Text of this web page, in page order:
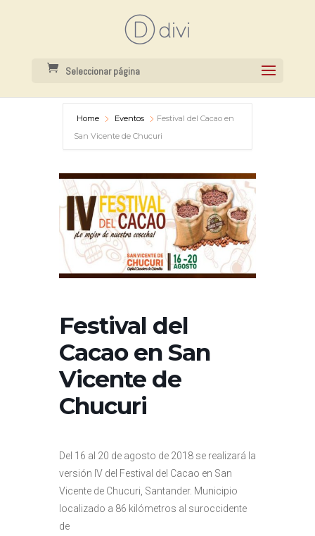
Seleccionar página
Home Eventos
Festival del Cacao en
San Vicente de Chucuri
Festival del
Cacao en San
Vicente de
Chucuri
Del 16 al 20 de agosto de 2018 se realizará la
versión IV del Festival del Cacao en San
Vicente de Chucuri, Santander. Municipio
localizado a 86 kilómetros al suroccidente
de